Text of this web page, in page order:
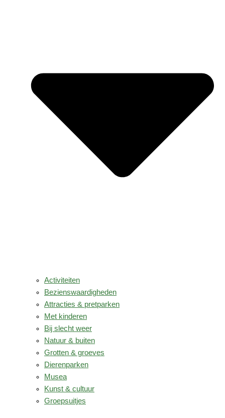
Activiteiten
Bezienswaardigheden
Attracties & pretparken
Met kinderen
Bij slecht weer
Natuur & buiten
Grotten & groeves
Dierenparken
Musea
Kunst & cultuur
Groepsuitjes